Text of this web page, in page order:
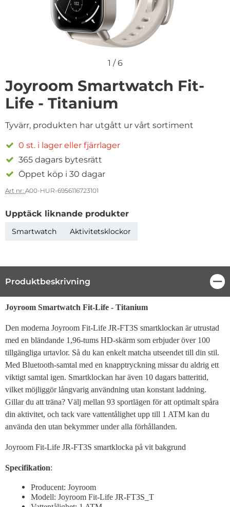
1 /6
Joyroom Smartwatch Fit-
Life - Titanium
Tyvärr, produkten har utgått ur vårt sortiment
0 st. i lager eller fjärrlager
365 dagars bytesrätt
Öppet köp i 30 dagar
Art nr: A00-HUR-6956116723101
Upptäck liknande produkter
Smartwatch Aktivitetsklockor
Produktbeskrivning
Produktbeskrivning
Joyroom Smartwatch Fit-Life - Titanium
Den moderna Joyroom Fit-Life JR-FT3S smartklockan är utrustad
med en bländande 1,96-tums HD-skärm som erbjuder över 100
tillgängliga urtavlor. Så du kan enkelt matcha utseendet till din stil.
Med Bluetooth-samtal med en knapptryckning missar du aldrig ett
viktigt samtal igen. Smartklockan har även 10 dagars batteritid,
vilket möjliggör långvarig användning utan konstant laddning.
Gillar du att träna? Välj mellan 93 sportlägen för att optimalt spåra
din aktivitet, och tack vare vattentålighet upp till 1 ATM kan du
använda den utan bekymmer under alla förhållanden.
Joyroom Fit-Life JR-FT3S smartklocka på vit bakgrund
Specifikation:
Producent: Joyroom
Modell: Joyroom Fit-Life JR-FT3S_T